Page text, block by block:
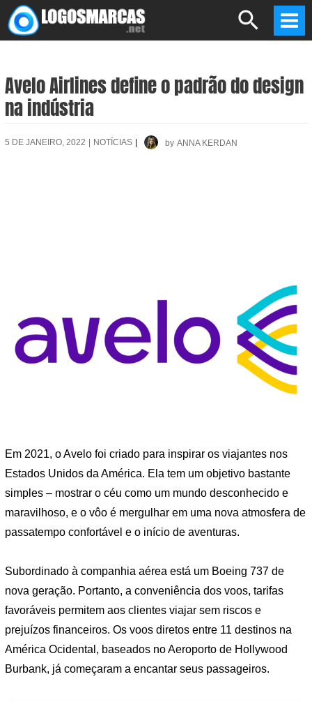
Skip
to
Search
Avelo Airlines define o padrão do design
na indústria
5 DE JANEIRO, 2022 NOTÍCIAS by ANNA KERDAN
Em 2021, o Avelo foi criado para inspirar os viajantes nos
Estados Unidos da América. Ela tem um objetivo bastante
simples – mostrar o céu como um mundo desconhecido e
maravilhoso, e o vôo é mergulhar em uma nova atmosfera de
passatempo confortável e o início de aventuras.
Subordinado à companhia aérea está um Boeing 737 de
nova geração. Portanto, a conveniência dos voos, tarifas
favoráveis ​​permitem aos clientes viajar sem riscos e
prejuízos financeiros. Os voos diretos entre 11 destinos na
América Ocidental, baseados no Aeroporto de Hollywood
Burbank, já começaram a encantar seus passageiros.